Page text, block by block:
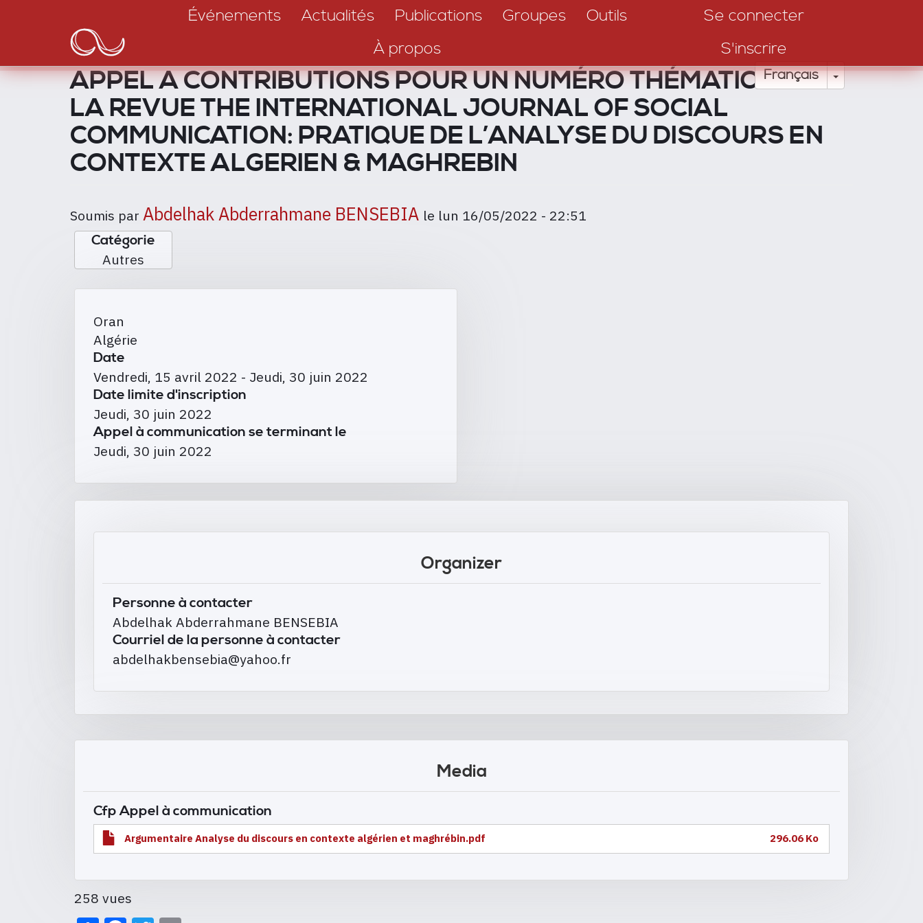
principal
navigation
Événements Actualités Publications Groupes
Outils
À propos
Se connecter
S'inscrire
Français Toggle
APPEL A CONTRIBUTIONS POUR UN NUMÉRO THÉMATIQUE DE
LA REVUE THE INTERNATIONAL JOURNAL OF SOCIAL
COMMUNICATION: PRATIQUE DE L’ANALYSE DU DISCOURS EN
CONTEXTE ALGERIEN & MAGHREBIN
Soumis par Abdelhak Abderrahmane BENSEBIA le lun 16/05/2022 - 22:51
Catégorie
Autres
Oran
Algérie
Date
Vendredi, 15 avril 2022 - Jeudi, 30 juin 2022
Date limite d'inscription
Jeudi, 30 juin 2022
Appel à communication se terminant le
Jeudi, 30 juin 2022
Organizer
Personne à contacter
Abdelhak Abderrahmane BENSEBIA
Courriel de la personne à contacter
abdelhakbensebia@yahoo.fr
Media
Cfp Appel à communication
Argumentaire Analyse du discours en contexte algérien et maghrébin.pdf 296.06 Ko
258 vues